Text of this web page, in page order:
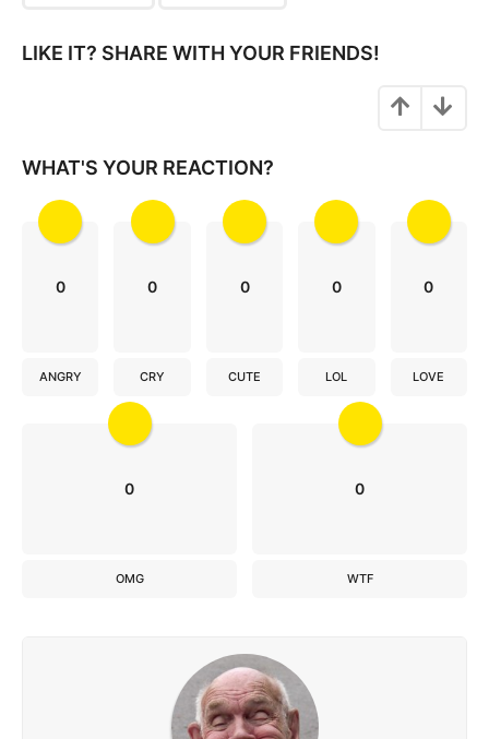
i
i
LIKE IT? SHARE WITH YOUR FRIENDS!
WHAT'S YOUR REACTION?
0
ANGRY
0
CRY
0
CUTE
0
LOL
0
LOVE
0
OMG
0
WTF